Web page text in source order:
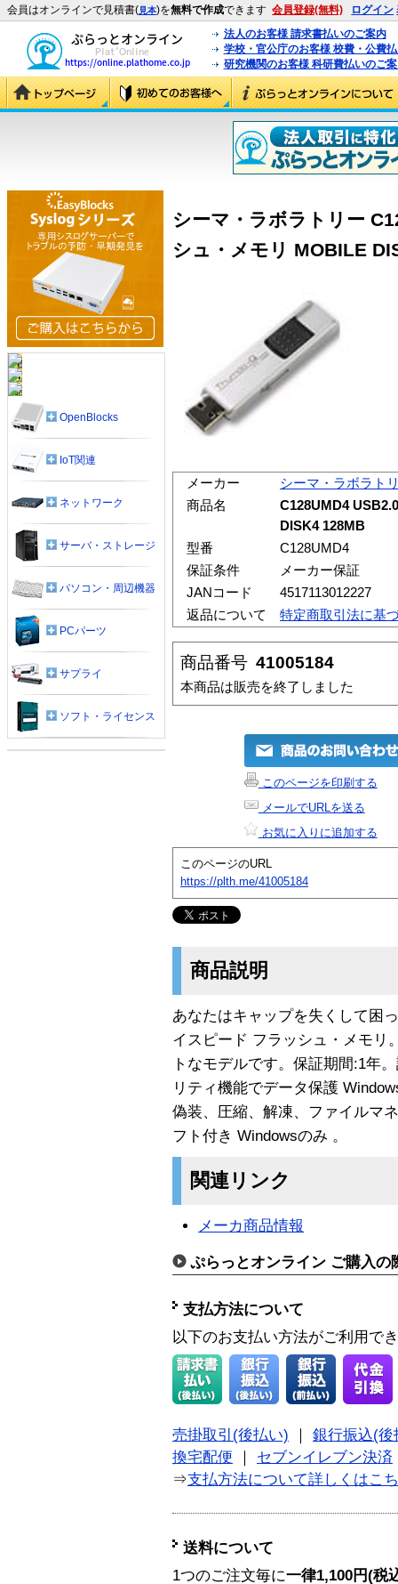
会員はオンラインで見積書(見本)を無料で作成できます 会員登録(無料) ログイン
法人のお客様 請求書払いのご案内
学校・官公庁のお客様 校費・公費
研究機関のお客様 科研費払いのご
シーマ・ラボラトリー
シュ・メモリ MOBILE
メーカー
シーマ・ラボラト
商品名
C128UMD4
DISK4 128MB
型番
C128UMD4
保証条件
メーカー保証
JANコード
4517113012227
返品について
特定商取引法に基
商品番号 41005184
本商品は販売を終了しました
このページを印刷する
メールでURLを送る
お気に入りに追加する
このページのURL
https://plth.me/41005184
商品説明
あなたはキャップを失くして困
イスピード フラッシュ・メモリ
トなモデルです。保証期間:1年
リティ機能でデータ保護
偽装、圧縮、解凍、ファイルマ
フト付き Windowsのみ 。
関連リンク
メーカ商品情報
ぷらっとオンライン ご購入の
支払方法について
以下のお支払い方法がご利用で
売掛取引(後払い)
銀行振込(後
換宅配便
セブンイレブン決済
⇒支払方法について詳しくはこ
送料について
1つのご注文毎に一律1,100円(税
OpenBlocks
IoT関連
ネットワーク
サーバ・ストレージ
パソコン・周辺機器
PCパーツ
サプライ
ソフト・ライセンス